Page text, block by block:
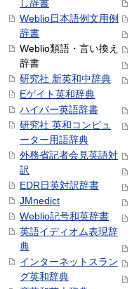
し辞書
Weblio日本語例文用例
辞書
Weblio類語・言い換え
辞書
研究社 新英和中辞典
Eゲイト英和辞典
ハイパー英語辞書
研究社 英和コンピュ
ーター用語辞典
外務省記者会見英語対
訳
EDR日英対訳辞書
JMnedict
Weblio記号和英辞書
英語イディオム表現辞
典
インターネットスラン
グ英和辞典